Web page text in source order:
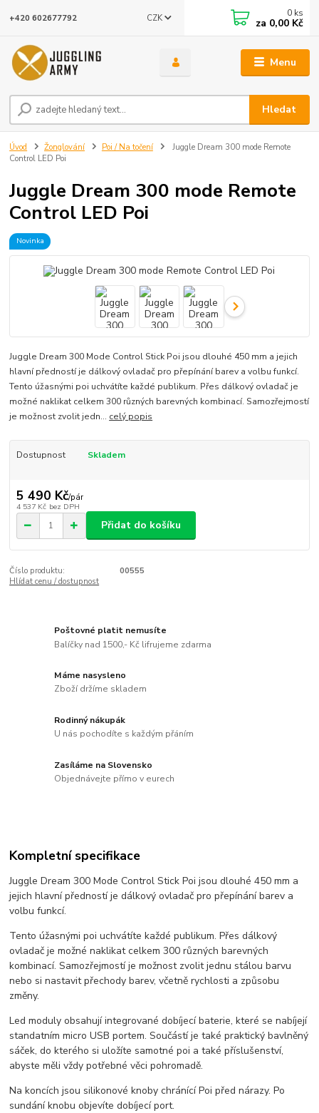
Menu
CZK
Hledat
+420 602677792 0 ks
za 0,00 Kč
Úvod Žonglování Poi / Na točení
Juggle Dream 300 mode Remote
Control LED Poi
Juggle Dream 300 mode Remote
Control LED Poi
Novinka
Juggle Dream 300 Mode Control Stick Poi jsou dlouhé 450 mm a jejich
hlavní předností je dálkový ovladač pro přepínání barev a volbu funkcí.
Tento úžasnými poi uchvátíte každé publikum. Přes dálkový ovladač je
možné naklikat celkem 300 různých barevných kombinací. Samozřejmostí
je možnost zvolit jedn... celý popis
Dostupnost Skladem
5 490 Kč/pár
4 537 Kč bez DPH
Přidat do košíku
Číslo produktu:
00555
Hlídat cenu / dostupnost
Poštovné platit nemusíte
Balíčky nad 1500,- Kč lifrujeme zdarma
Máme nasysleno
Zboží držíme skladem
Rodinný nákupák
U nás pochodíte s každým přáním
Zasíláme na Slovensko
Objednávejte přímo v eurech
Kompletní specifikace
Juggle Dream 300 Mode Control Stick Poi jsou dlouhé 450 mm a
jejich hlavní předností je dálkový ovladač pro přepínání barev a
volbu funkcí.
Tento úžasnými poi uchvátíte každé publikum. Přes dálkový
ovladač je možné naklikat celkem 300 různých barevných
kombinací. Samozřejmostí je možnost zvolit jednu stálou barvu
nebo si nastavit přechody barev, včetně rychlosti a způsobu
změny.
Led moduly obsahují integrované dobíjecí baterie, které se nabíjejí
standatním micro USB portem. Součástí je také praktický bavlněný
sáček, do kterého si uložíte samotné poi a také příslušenství,
abyste měli vždy potřebné věci pohromadě.
Na koncích jsou silikonové knoby chránící Poi před nárazy. Po
sundání knobu objevíte dobíjecí port.